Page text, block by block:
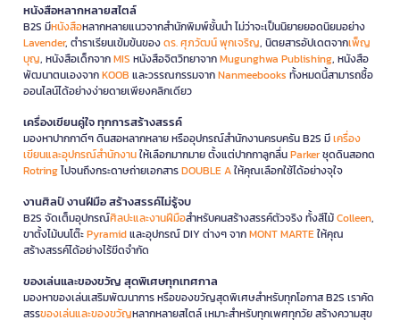
หนังสือหลากหลายสไตล์
B2S มีหนังสือหลากหลายแนวจากสำนักพิมพ์ชั้นนำ ไม่ว่าจะเป็นนิยายยอดนิยมอย่าง
Lavender, ตำราเรียนเข้มข้นของดร. ศุภวัฒน์ พุกเจริญ, นิตยสารอัปเดตจากเพ็ญ
บุญ, หนังสือเด็กจากMIS หนังสือจิตวิทยาจากMugunghwa Publishing, หนังสือ
พัฒนาตนเองจากKOOB และวรรณกรรมจากNanmeebooks ทั้งหมดนี้สามารถซื้อ
ออนไลน์ได้อย่างง่ายดายเพียงคลิกเดียว
เครื่องเขียนคู่ใจ ทุกการสร้างสรรค์
มองหาปากกาดีๆ ดินสอหลากหลาย หรืออุปกรณ์สำนักงานครบครัน B2S มีเครื่อง
เขียนและอุปกรณ์สำนักงานให้เลือกมากมาย ตั้งแต่ปากกาลูกลื่นParkerชุดดินสอกด
Rotringไปจนถึงกระดาษถ่ายเอกสารDOUBLE Aให้คุณเลือกใช้ได้อย่างจุใจ
งานศิลป์ งานฝีมือ สร้างสรรค์ไม่รู้จบ
B2S จัดเต็มอุปกรณ์ศิลปะและงานฝีมือสำหรับคนสร้างสรรค์ตัวจริง ทั้งสีไม้Colleen,
ขาตั้งไม้บนโต๊ะPyramidและอุปกรณ์ DIY ต่างๆ จากMONT MARTEให้คุณ
สร้างสรรค์ได้อย่างไร้ขีดจำกัด
ของเล่นและของขวัญ สุดพิเศษทุกเทศกาล
มองหาของเล่นเสริมพัฒนาการ หรือของขวัญสุดพิเศษสำหรับทุกโอกาส B2S เราคัด
สรรของเล่นและของขวัญหลากหลายสไตล์ เหมาะสำหรับทุกเพศทุกวัย สร้างความสุข